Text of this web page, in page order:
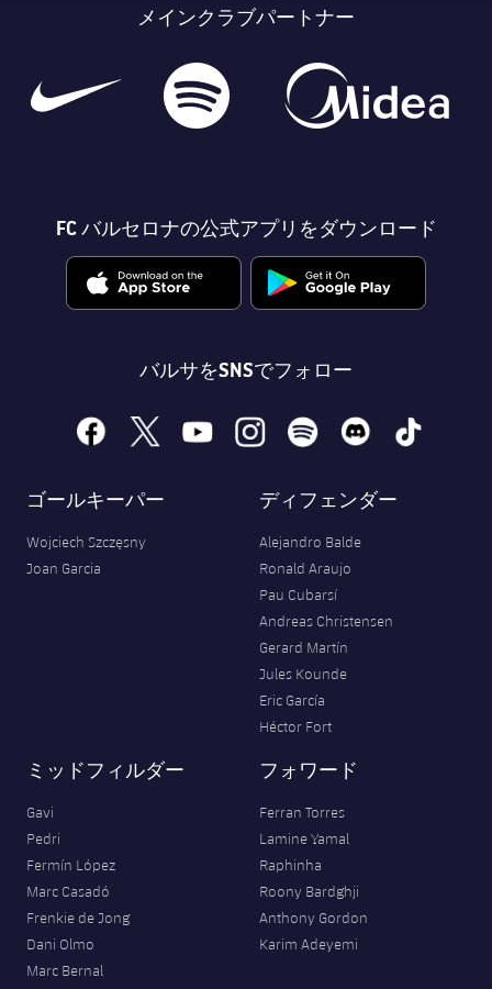
メインクラブパートナー
FC バルセロナの公式アプリをダウンロード
バルサをSNSでフォロー
facebook
x youtubeinstagramspotify discord tiktok
ゴールキーパー
Wojciech Szczęsny
Joan Garcia
ディフェンダー
Alejandro Balde
Ronald Araujo
Pau Cubarsí
Andreas Christensen
Gerard Martín
Jules Kounde
Eric García
Héctor Fort
ミッドフィルダー
Gavi
Pedri
Fermín López
Marc Casadó
Frenkie de Jong
Dani Olmo
Marc Bernal
フォワード
Ferran Torres
Lamine Yamal
Raphinha
Roony Bardghji
Anthony Gordon
Karim Adeyemi